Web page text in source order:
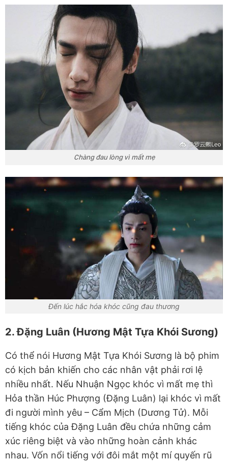
Chàng đau lòng vì mất mẹ
Đến lúc hắc hóa khóc cũng đau thương
2. Đặng Luân (Hương Mật Tựa Khói Sương)
Có thể nói Hương Mật Tựa Khói Sương là bộ phim
có kịch bản khiến cho các nhân vật phải rơi lệ
nhiều nhất. Nếu Nhuận Ngọc khóc vì mất mẹ thì
Hỏa thần Húc Phượng (Đặng Luân) lại khóc vì mất
đi người mình yêu – Cẩm Mịch (Dương Tử). Mỗi
tiếng khóc của Đặng Luân đều chứa những cảm
xúc riêng biệt và vào những hoàn cảnh khác
nhau. Vốn nổi tiếng với đôi mắt một mí quyến rũ